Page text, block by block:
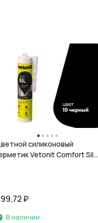
силиконовый
Vetonit Comfort Sil,
₽
В наличии